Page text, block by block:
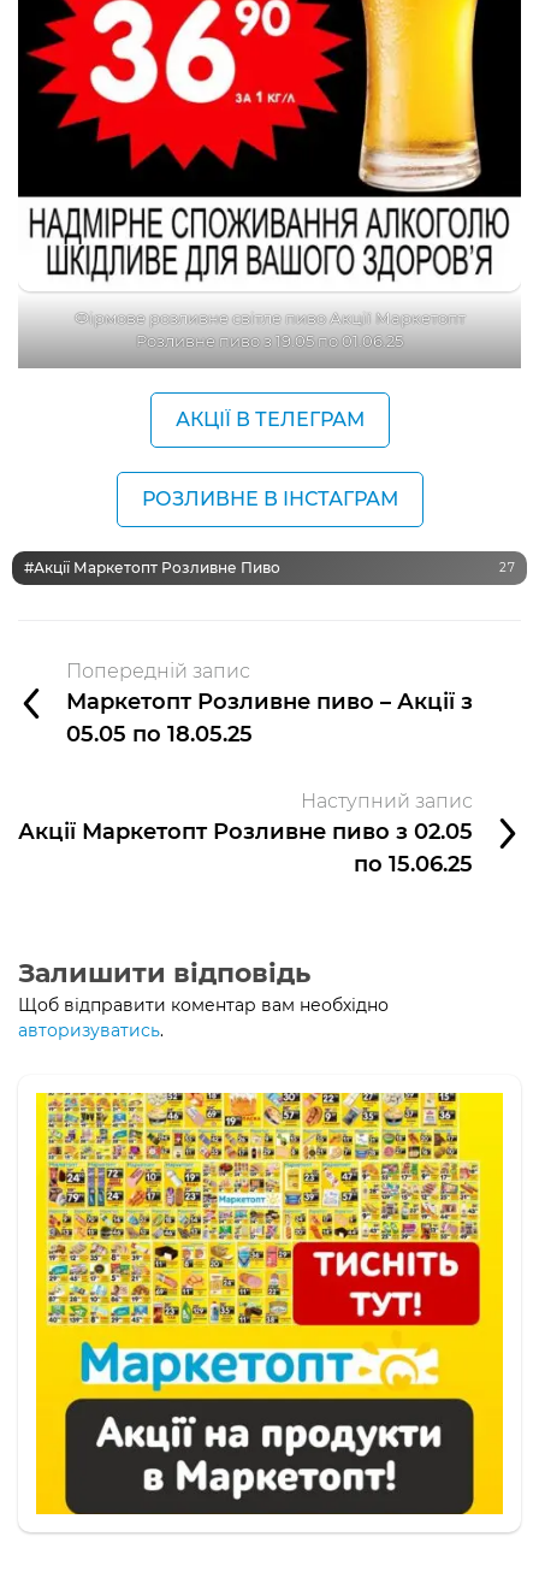
Фірмове розливне світле пиво Акції Маркетопт
Розливне пиво з 19.05 по 01.06.25
АКЦІЇ В ТЕЛЕГРАМ
РОЗЛИВНЕ В ІНСТАГРАМ
#Акції Маркетопт Розливне Пиво 27
Попередній запис
Маркетопт Розливне пиво – Акції з
05.05 по 18.05.25
Наступний запис
Акції Маркетопт Розливне пиво з 02.05
по 15.06.25
Залишити відповідь
Щоб відправити коментар вам необхідно
авторизуватись.